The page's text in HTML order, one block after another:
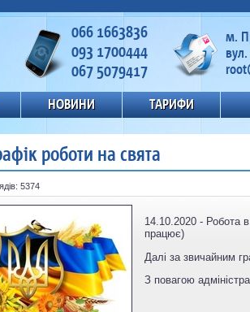
066 1663836
093 1700444
067 5079417
м.
НОВИНИ ТАРИФИ
роботи на свята
5374
14.10.2020 - Робота
працює)
Далі за звичайним
З повагою